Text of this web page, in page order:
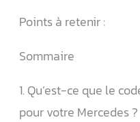
Points à retenir :
Sommaire
1. Qu’est-ce que le
pour votre Mercedes ?